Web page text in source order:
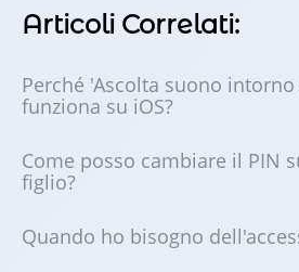
Articoli Correlati:
Perché 'Ascolta suono
funziona su iOS?
Come posso cambiare il PIN
figlio?
Quando ho bisogno